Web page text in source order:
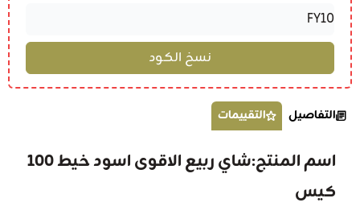
التفاصيل التقييمات
اسم المنتج:
شاي ربيع الاقوى اسود خيط 100
كيس